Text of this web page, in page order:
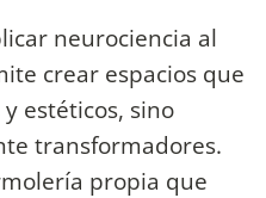
neurociencia al
crear espacios que
estéticos, sino
transformadores.
propia que